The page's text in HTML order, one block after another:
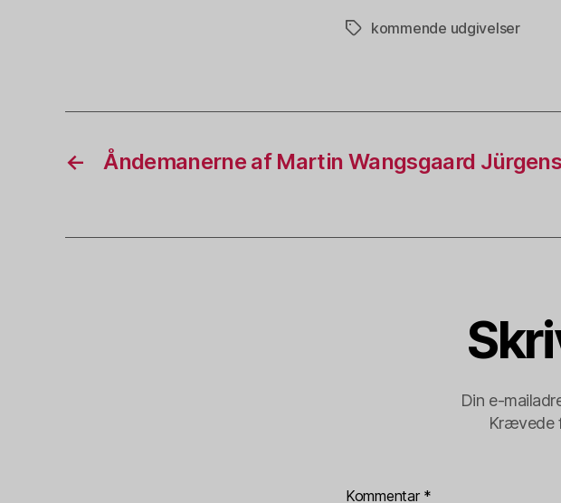
Tagskommende udgivelser
← Åndemanerne af Martin Wangsgaard
Din e-
Krævede
Kommentar *